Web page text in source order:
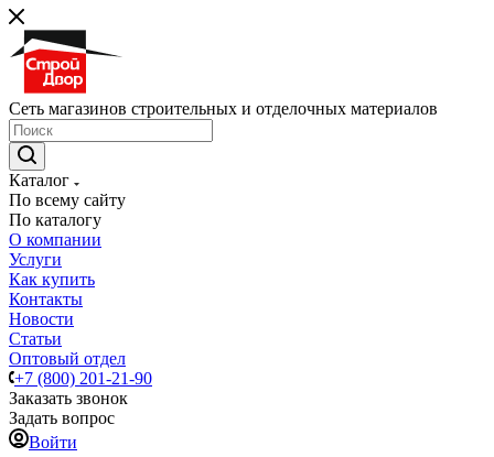
Сеть магазинов строительных и отделочных материалов
Каталог
По всему сайту
По каталогу
О компании
Услуги
Как купить
Контакты
Новости
Статьи
Оптовый отдел
+7 (800) 201-21-90
Заказать звонок
Задать вопрос
Войти